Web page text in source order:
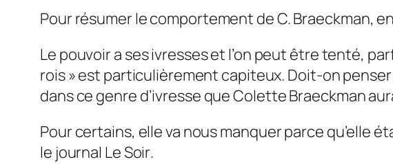
Pour résumer le comportement de C. Braeckman,
Le pouvoir a ses ivresses et l’on peut être tenté,
rois » est particulièrement capiteux. Doit-on
dans ce genre d’ivresse que Colette Braeckman
Pour certains, elle va nous manquer parce qu’elle
le journal Le Soir.